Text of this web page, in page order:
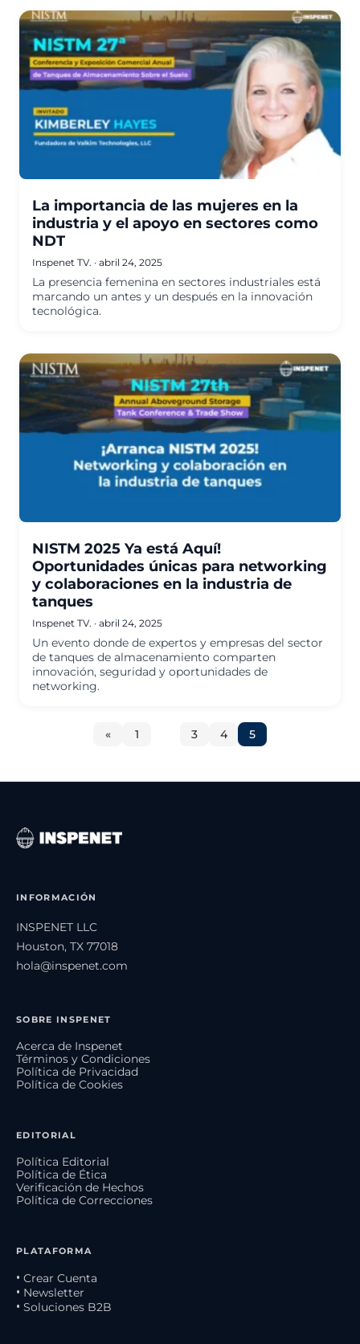
La importancia de las mujeres en la
industria y el apoyo en sectores como
NDT
Inspenet TV. · abril 24, 2025
La presencia femenina en sectores industriales está
marcando un antes y un después en la innovación
tecnológica.
NISTM 2025 Ya está Aquí!
Oportunidades únicas para networking
y colaboraciones en la industria de
tanques
Inspenet TV. · abril 24, 2025
Un evento donde de expertos y empresas del sector
de tanques de almacenamiento comparten
innovación, seguridad y oportunidades de
networking.
« 1 3 4 5
INFORMACIÓN
INSPENET LLC
Houston, TX 77018
hola@inspenet.com
SOBRE INSPENET
Acerca de Inspenet
Términos y Condiciones
Política de Privacidad
Política de Cookies
EDITORIAL
Política Editorial
Política de Ética
Verificación de Hechos
Política de Correcciones
PLATAFORMA
• Crear Cuenta
• Newsletter
• Soluciones B2B